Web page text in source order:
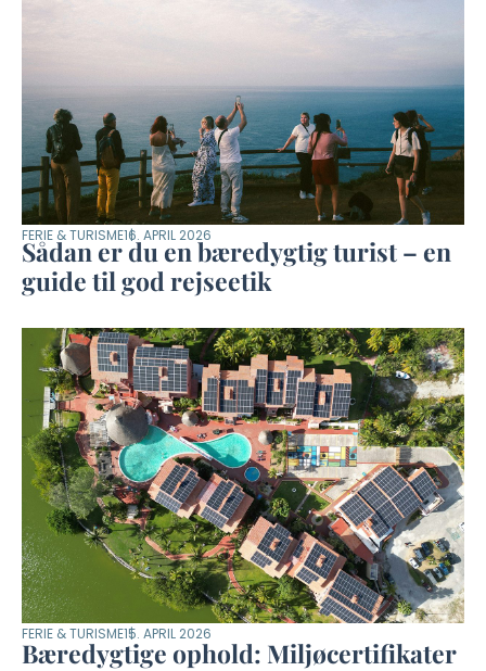
FERIE & TURISME16. APRIL 2026
Sådan er du en bæredygtig turist – en
guide til god rejseetik
FERIE & TURISME15. APRIL 2026
Bæredygtige ophold: Miljøcertifikater